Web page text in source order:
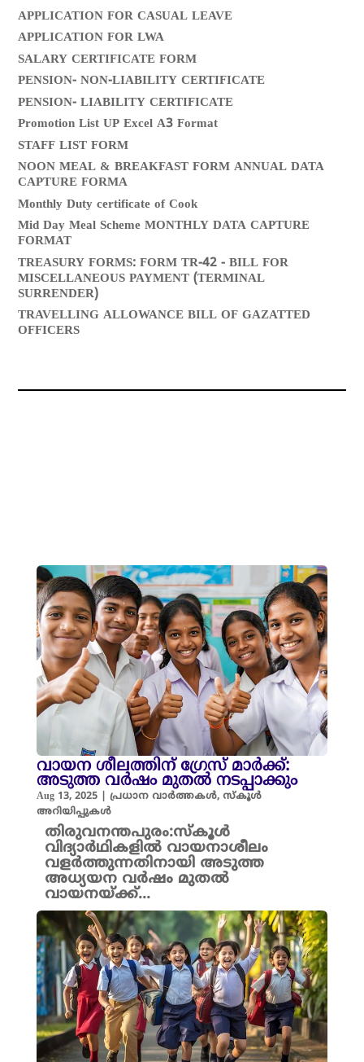
APPLICATION FOR CASUAL LEAVE
APPLICATION FOR LWA
SALARY CERTIFICATE FORM
PENSION- NON-LIABILITY CERTIFICATE
PENSION- LIABILITY CERTIFICATE
Promotion List UP Excel A3 Format
STAFF LIST FORM
NOON MEAL & BREAKFAST FORM ANNUAL DATA
CAPTURE FORMA
Monthly Duty certificate of Cook
Mid Day Meal Scheme MONTHLY DATA CAPTURE
FORMAT
TREASURY FORMS: FORM TR-42 - BILL FOR
MISCELLANEOUS PAYMENT (TERMINAL
SURRENDER)
TRAVELLING ALLOWANCE BILL OF GAZATTED
OFFICERS
വായന ശീലത്തിന് ഗ്രേസ് മാർക്ക്:
അടുത്ത വർഷം മുതൽ നടപ്പാക്കും
Aug 13, 2025| പ്രധാന വാർത്തകൾ, സ്കൂൾ
അറിയിപ്പുകൾ
തിരുവനന്തപുരം:സ്കൂൾ
വിദ്യാർഥികളിൽ വായനാശീലം
വളർത്തുന്നതിനായി അടുത്ത
അധ്യയന വർഷം മുതൽ
വായനയ്ക്ക്...